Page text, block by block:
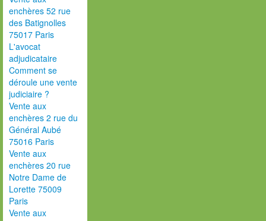
enchères 52 rue
des Batignolles
75017 Paris
L'avocat
adjudicataire
Comment se
déroule une vente
judiciaire ?
Vente aux
enchères 2 rue du
Général Aubé
75016 Paris
Vente aux
enchères 20 rue
Notre Dame de
Lorette 75009
Paris
Vente aux